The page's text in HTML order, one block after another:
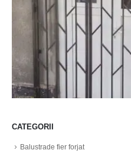
CATEGORII
Balustrade fier forjat